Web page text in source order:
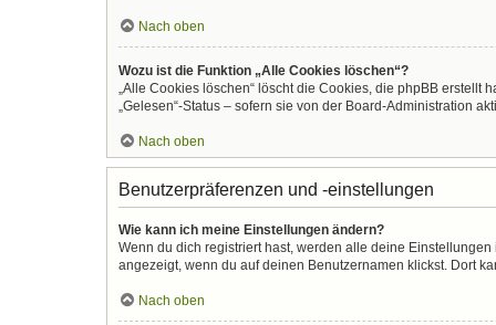
Nach oben
Wozu ist die Funktion „Alle Cookies löschen“?
„Alle Cookies löschen“ löscht die Cookies, die phpBB
„Gelesen“-Status – sofern sie von der Board-Administration
Nach oben
Benutzerpräferenzen und -einstellungen
Wie kann ich meine Einstellungen ändern?
Wenn du dich registriert hast, werden alle deine
angezeigt, wenn du auf deinen Benutzernamen klickst. Dort
Nach oben